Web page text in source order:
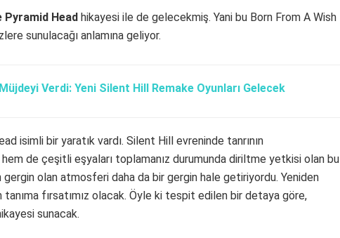
Pyramid Head hikayesi ile de gelecekmiş. Yani bu Born From A Wish
sunulacağı anlamına geliyor.
Verdi: Yeni Silent Hill Remake Oyunları Gelecek
isimli bir yaratık vardı. Silent Hill evreninde tanrının
hem de çeşitli eşyaları toplamanız durumunda diriltme yetkisi olan bu
gergin olan atmosferi daha da bir gergin hale getiriyordu. Yeniden
tanıma fırsatımız olacak. Öyle ki tespit edilen bir detaya göre,
sunacak.